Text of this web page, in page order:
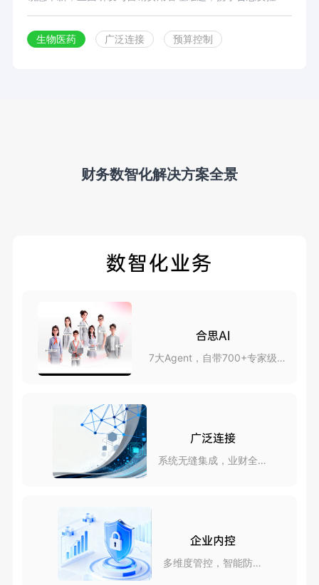
“智能精准” 转型，为医药CRO行业数智化升级提供范本。
生物医药 广泛连接 预算控制
财务数智化解决方案全景
数智化业务
合思AI
7大Agent，自带700+专家级
广泛连接
系统无缝集成，业财全互
企业内控
多维度管控，智能防风